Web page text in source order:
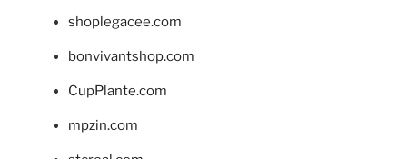
shoplegacee.com
bonvivantshop.com
CupPlante.com
mpzin.com